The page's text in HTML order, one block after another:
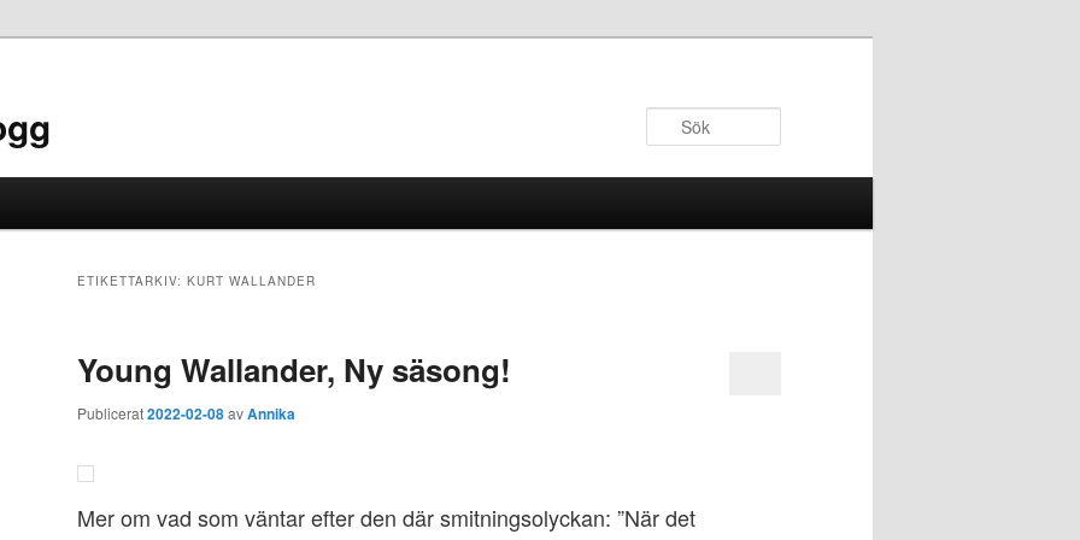
ETIKETTARKIV: KURT WALLANDER
Young Wallander, Ny säsong!
Publicerat2022-02-08avAnnika
Mer om vad som väntar efter den där smitningsolyckan: ”När det